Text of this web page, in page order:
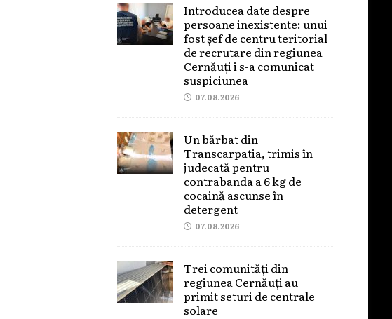
Introducea date despre
persoane inexistente: unui
fost șef de centru teritorial
de recrutare din regiunea
Cernăuți i s-a comunicat
suspiciunea
07.08.2026
Un bărbat din
Transcarpatia, trimis în
judecată pentru
contrabanda a 6 kg de
cocaină ascunse în
detergent
07.08.2026
Trei comunități din
regiunea Cernăuți au
primit seturi de centrale
solare